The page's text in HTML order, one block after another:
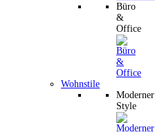
Büro
&
Office
Wohnstile
Moderner
Style